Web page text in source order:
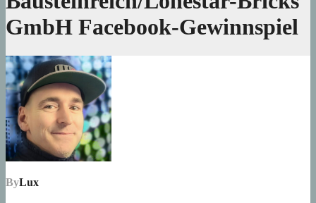
GmbH Facebook-Gewinnspiel
ByLux